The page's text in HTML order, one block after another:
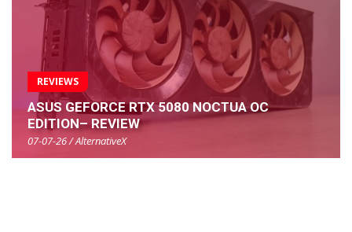
REVIEWS
ASUS GEFORCE RTX 5080 NOCTUA OC
EDITION– REVIEW
07-07-26 / AlternativeX